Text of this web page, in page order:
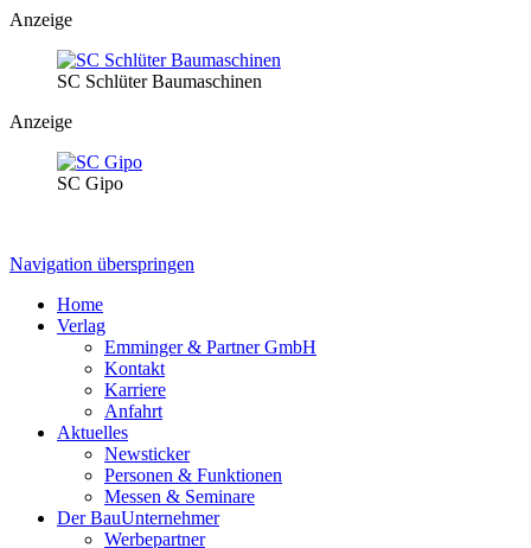
Anzeige
SC Schlüter Baumaschinen
Anzeige
SC Gipo
Navigation überspringen
Home
Verlag
Emminger & Partner GmbH
Kontakt
Karriere
Anfahrt
Aktuelles
Newsticker
Personen & Funktionen
Messen & Seminare
Der BauUnternehmer
Werbepartner